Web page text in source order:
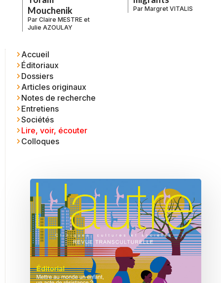
Mouchenik
Par Claire MESTRE et
Julie AZOULAY
Par Margret VITALIS
Accueil
Éditoriaux
Dossiers
Articles originaux
Notes de recherche
Entretiens
Sociétés
Lire, voir, écouter
Colloques